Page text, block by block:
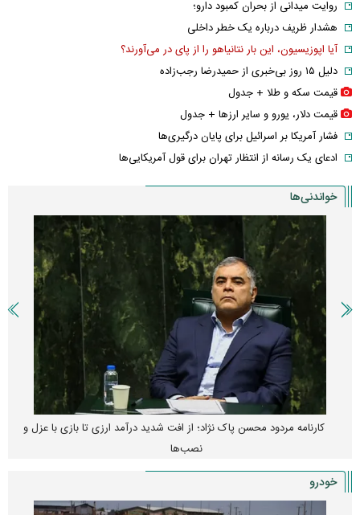
روایت میدانی از بحران کمبود دارو؛
هشدار ظریف درباره یک خطر داخلی
آیا اپوزیسیون، این بار نتانیاهو را از پای در می‌آورند؟
دلیل ۱۵ روز بی‌خبری از حمیدرضا رجب‌زاده
قیمت سکه و طلا + جدول
قیمت دلار، یورو و سایر ارز‌ها + جدول
فشار آمریکا بر اسرائیل برای پایان درگیری‌ها
ادعای یک رسانه از انتظار تهران برای قول آمریکایی‌ها
خواندنی‌ها
کارنامه مردود محسن پاک‌ نژاد؛ از افت شدید درآمد ارزی تا بازی با عزل و
نصب‌ها
خودرو